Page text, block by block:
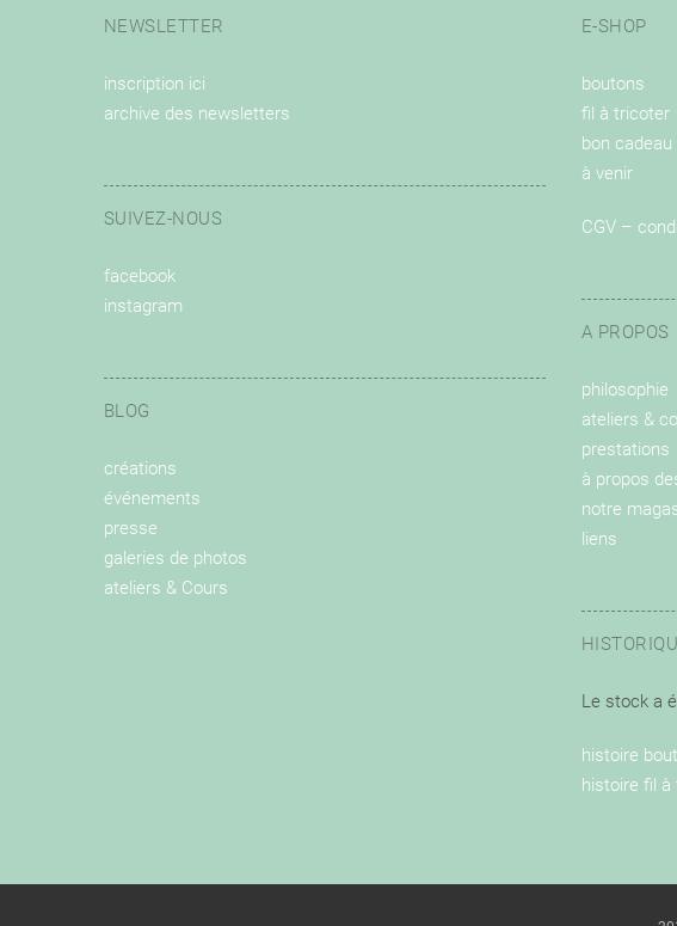
NEWSLETTER
inscription ici
archive des newsletters
SUIVEZ-NOUS
facebook
instagram
BLOG
créations
événements
presse
galeries de photos
ateliers & Cours
E-SHOP
boutons
fil à tricoter
bon cadeau
à venir
CGV –
A PROPOS
philosophie
ateliers &
prestations
à propos
notre
liens
Le stock a
histoire
histoire fil